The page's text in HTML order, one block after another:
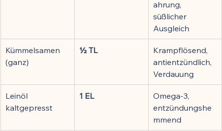
ahrung,
süßlicher
Ausgleich
Kümmelsamen
(ganz)
½ TL
Krampflösend,
antientzündlich,
Verdauung
Leinöl
kaltgepresst
1 EL
Omega-3,
entzündungshe
mmend